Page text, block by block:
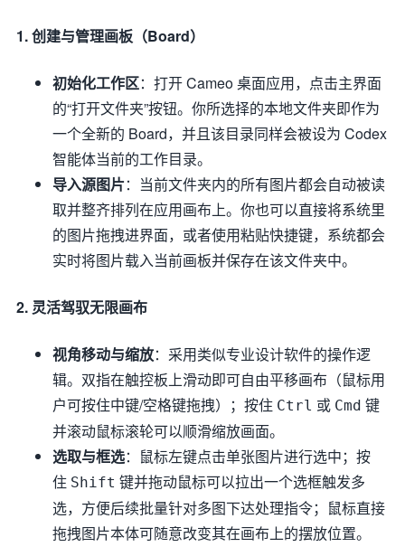
1. 创建与管理画板（Board）
初始化工作区：打开 Cameo 桌面应用，点击主界面
的“打开文件夹”按钮。你所选择的本地文件夹即作为
一个全新的 Board，并且该目录同样会被设为 Codex
智能体当前的工作目录。
导入源图片：当前文件夹内的所有图片都会自动被读
取并整齐排列在应用画布上。你也可以直接将系统里
的图片拖拽进界面，或者使用粘贴快捷键，系统都会
实时将图片载入当前画板并保存在该文件夹中。
2. 灵活驾驭无限画布
视角移动与缩放：采用类似专业设计软件的操作逻
辑。双指在触控板上滑动即可自由平移画布（鼠标用
户可按住中键/空格键拖拽）；按住 Ctrl 或 Cmd 键
并滚动鼠标滚轮可以顺滑缩放画面。
选取与框选：鼠标左键点击单张图片进行选中；按
住 Shift 键并拖动鼠标可以拉出一个选框触发多
选，方便后续批量针对多图下达处理指令；鼠标直接
拖拽图片本体可随意改变其在画布上的摆放位置。